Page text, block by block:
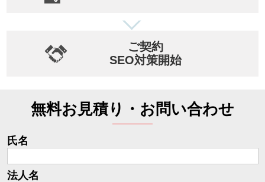
ご契約
SEO対策開始
無料お見積り・お問い合わせ
氏名
法人名